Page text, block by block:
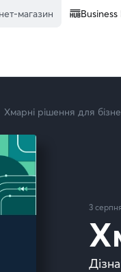
магазин Business
Хмарні рішення для
3
Business Hub